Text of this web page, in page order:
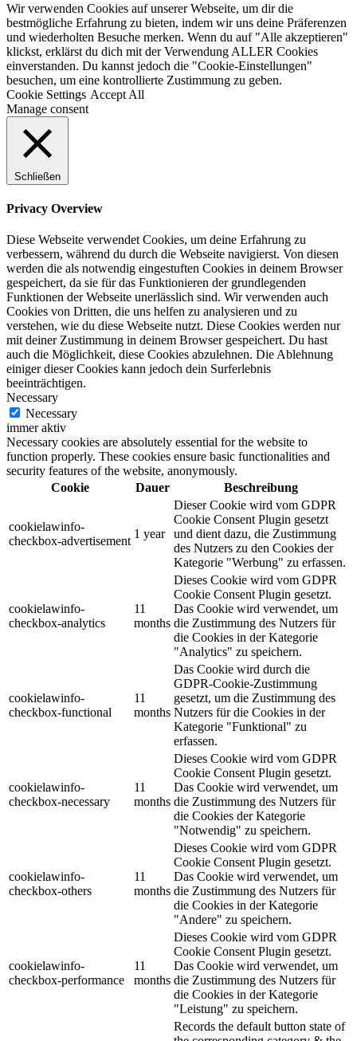
Wir verwenden Cookies auf unserer Webseite, um dir die
bestmögliche Erfahrung zu bieten, indem wir uns deine Präferenzen
und wiederholten Besuche merken. Wenn du auf "Alle akzeptieren"
klickst, erklärst du dich mit der Verwendung ALLER Cookies
einverstanden. Du kannst jedoch die "Cookie-Einstellungen"
besuchen, um eine kontrollierte Zustimmung zu geben.
Cookie Settings Accept All
Manage consent
Schließen
Privacy Overview
Diese Webseite verwendet Cookies, um deine Erfahrung zu
verbessern, während du durch die Webseite navigierst. Von diesen
werden die als notwendig eingestuften Cookies in deinem Browser
gespeichert, da sie für das Funktionieren der grundlegenden
Funktionen der Webseite unerlässlich sind. Wir verwenden auch
Cookies von Dritten, die uns helfen zu analysieren und zu
verstehen, wie du diese Webseite nutzt. Diese Cookies werden nur
mit deiner Zustimmung in deinem Browser gespeichert. Du hast
auch die Möglichkeit, diese Cookies abzulehnen. Die Ablehnung
einiger dieser Cookies kann jedoch dein Surferlebnis
beeinträchtigen.
Necessary
Necessary
immer aktiv
Necessary cookies are absolutely essential for the website to
function properly. These cookies ensure basic functionalities and
security features of the website, anonymously.
Cookie
Dauer Beschreibung
cookielawinfo-
checkbox-advertisement
1 year
Dieser Cookie wird vom GDPR
Cookie Consent Plugin gesetzt
und dient dazu, die Zustimmung
des Nutzers zu den Cookies der
Kategorie "Werbung" zu erfassen.
cookielawinfo-
checkbox-analytics
11
months
Dieses Cookie wird vom GDPR
Cookie Consent Plugin gesetzt.
Das Cookie wird verwendet, um
die Zustimmung des Nutzers für
die Cookies in der Kategorie
"Analytics" zu speichern.
cookielawinfo-
checkbox-functional
11
months
Das Cookie wird durch die
GDPR-Cookie-Zustimmung
gesetzt, um die Zustimmung des
Nutzers für die Cookies in der
Kategorie "Funktional" zu
erfassen.
cookielawinfo-
checkbox-necessary
11
months
Dieses Cookie wird vom GDPR
Cookie Consent Plugin gesetzt.
Das Cookie wird verwendet, um
die Zustimmung des Nutzers für
die Cookies der Kategorie
"Notwendig" zu speichern.
cookielawinfo-
checkbox-others
11
months
Dieses Cookie wird vom GDPR
Cookie Consent Plugin gesetzt.
Das Cookie wird verwendet, um
die Zustimmung des Nutzers für
die Cookies in der Kategorie
"Andere" zu speichern.
cookielawinfo-
checkbox-performance
11
months
Dieses Cookie wird vom GDPR
Cookie Consent Plugin gesetzt.
Das Cookie wird verwendet, um
die Zustimmung des Nutzers für
die Cookies in der Kategorie
"Leistung" zu speichern.
Records the default button state of